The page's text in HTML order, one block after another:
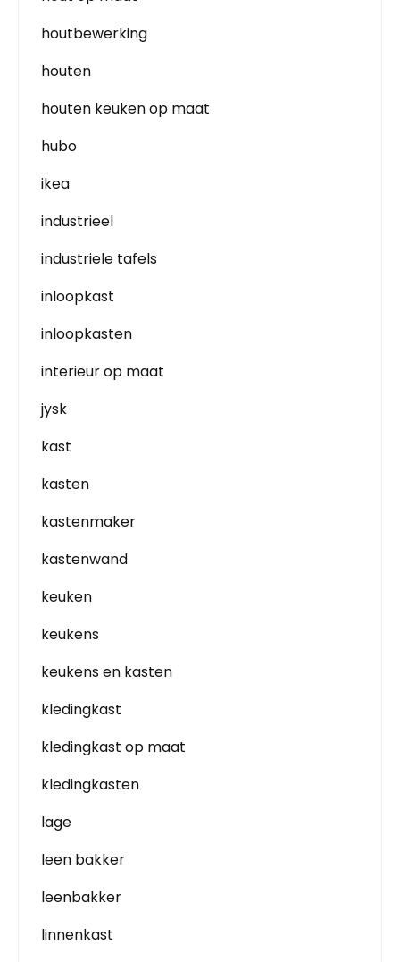
houtbewerking
houten
houten keuken op maat
hubo
ikea
industrieel
industriele tafels
inloopkast
inloopkasten
interieur op maat
jysk
kast
kasten
kastenmaker
kastenwand
keuken
keukens
keukens en kasten
kledingkast
kledingkast op maat
kledingkasten
lage
leen bakker
leenbakker
linnenkast